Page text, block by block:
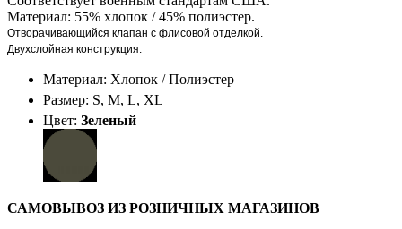
Материал: 55% хлопок / 45% полиэстер.
Отворачивающийся клапан с флисовой отделкой.
Двухслойная конструкция.
Материал: Хлопок / Полиэстер
Размер: S, M, L, XL
Цвет: Зеленый
САМОВЫВОЗ ИЗ РОЗНИЧНЫХ МАГАЗИНОВ